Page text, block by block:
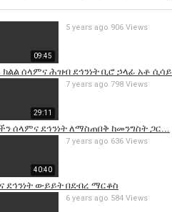
09:45
ሰላምና ሕዝብ ደኅንነት ቢሮ ኃላፊ አቶ
5 years ago 906 Views
29:11
ሰላምና ደኅንነት ለማስጠበቅ ከመንግስት ጋር...
7 years ago 798 Views
40:40
ደኅንነት ውይይት በደብረ ማርቆስ
7 years ago 636 Views
6 years ago 584 Views